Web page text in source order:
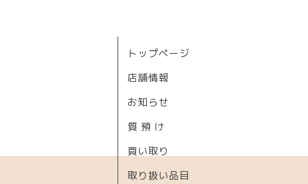
トップページ
店舗情報
お知らせ
質 預 け
買い取り
取り扱い品目